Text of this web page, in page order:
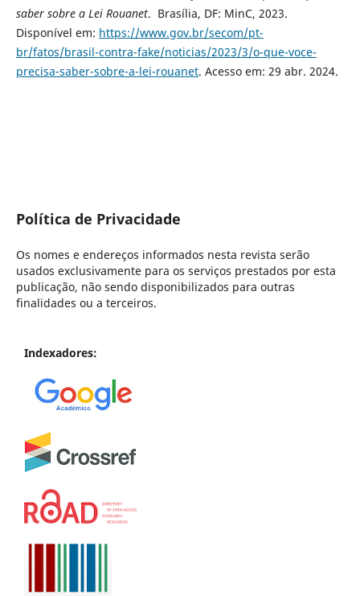
saber sobre a Lei Rouanet. Brasília, DF: MinC, 2023.
Disponível em: https://www.gov.br/secom/pt-
br/fatos/brasil-contra-fake/noticias/2023/3/o-que-voce-
precisa-saber-sobre-a-lei-rouanet. Acesso em: 29 abr. 2024.
Política de Privacidade
Os nomes e endereços informados nesta revista serão
usados exclusivamente para os serviços prestados por esta
publicação, não sendo disponibilizados para outras
finalidades ou a terceiros.
Indexadores: